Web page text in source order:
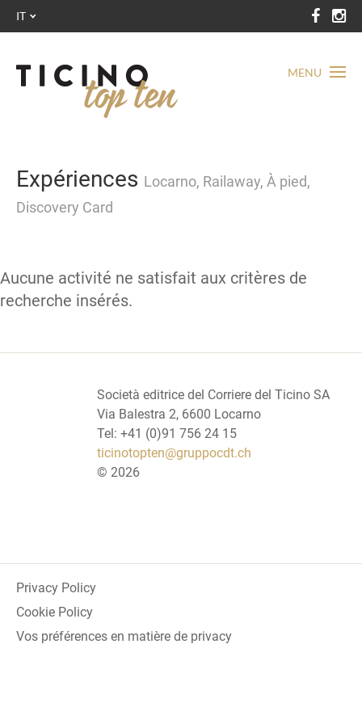
MENU
IT
Expériences Locarno, Railaway, À pied,
Discovery Card
Aucune activité ne satisfait aux critères de
recherche insérés.
Società editrice del Corriere del Ticino SA
Via Balestra 2, 6600 Locarno
Tel: +41 (0)91 756 24 15
ticinotopten@gruppocdt.ch
© 2026
Privacy Policy
Cookie Policy
Vos préférences en matière de privacy